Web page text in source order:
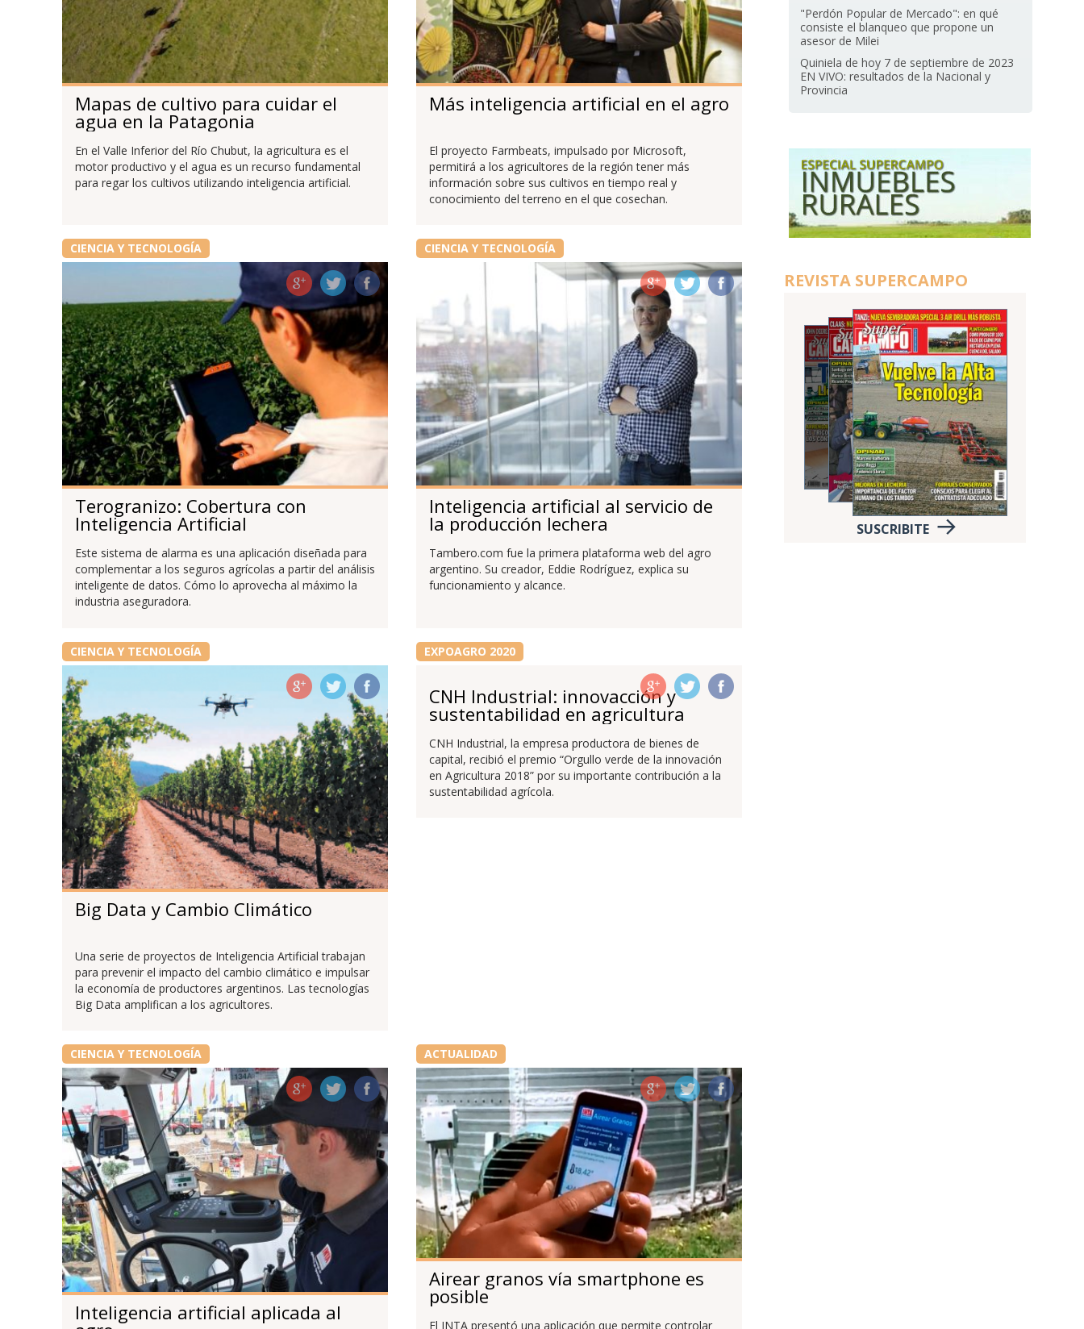
Mapas de cultivo para cuidar el
agua en la Patagonia
En el Valle Inferior del Río Chubut, la agricultura es el
motor productivo y el agua es un recurso fundamental
para regar los cultivos utilizando inteligencia artificial.
Más inteligencia artificial en el agro
El proyecto Farmbeats, impulsado por Microsoft,
permitirá a los agricultores de la región tener más
información sobre sus cultivos en tiempo real y
conocimiento del terreno en el que cosechan.
CIENCIA Y TECNOLOGÍA
Terogranizo: Cobertura con
Inteligencia Artificial
Este sistema de alarma es una aplicación diseñada para
complementar a los seguros agrícolas a partir del análisis
inteligente de datos. Cómo lo aprovecha al máximo la
industria aseguradora.
CIENCIA Y TECNOLOGÍA
Inteligencia artificial al servicio de
la producción lechera
Tambero.com fue la primera plataforma web del agro
argentino. Su creador, Eddie Rodríguez, explica su
funcionamiento y alcance.
CIENCIA Y TECNOLOGÍA
Big Data y Cambio Climático
Una serie de proyectos de Inteligencia Artificial trabajan
para prevenir el impacto del cambio climático e impulsar
la economía de productores argentinos. Las tecnologías
Big Data amplifican a los agricultores.
EXPOAGRO 2020
CNH Industrial: innovacción y
sustentabilidad en agricultura
CNH Industrial, la empresa productora de bienes de
capital, recibió el premio “Orgullo verde de la innovación
en Agricultura 2018” por su importante contribución a la
sustentabilidad agrícola.
CIENCIA Y TECNOLOGÍA
Inteligencia artificial aplicada al
ACTUALIDAD
Airear granos vía smartphone es
posible
El INTA presentó una aplicación que permite controlar
"Perdón Popular de Mercado": en qué
consiste el blanqueo que propone un
asesor de Milei
Quiniela de hoy 7 de septiembre de 2023
EN VIVO: resultados de la Nacional y
Provincia
REVISTA SUPERCAMPO
SUSCRIBITE